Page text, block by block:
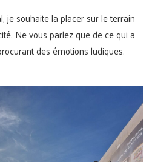
je souhaite la placer sur le terrain
Ne vous parlez que de ce qui a
des émotions ludiques.